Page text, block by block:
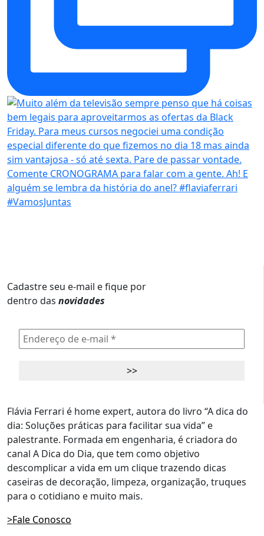
Cadastre seu e-mail e fique por
dentro das novidades
Flávia Ferrari é home expert, autora do livro “A dica do
dia: Soluções práticas para facilitar sua vida” e
palestrante. Formada em engenharia, é criadora do
canal A Dica do Dia, que tem como objetivo
descomplicar a vida em um clique trazendo dicas
caseiras de decoração, limpeza, organização, truques
para o cotidiano e muito mais.
>Fale Conosco